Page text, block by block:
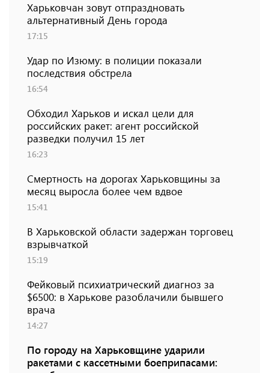
Харьковчан зовут отпраздновать
альтернативный День города
17:15
Удар по Изюму: в полиции показали
последствия обстрела
16:54
Обходил Харьков и искал цели для
российских ракет: агент российской
разведки получил 15 лет
16:23
Смертность на дорогах Харьковщины за
месяц выросла более чем вдвое
15:41
В Харьковской области задержан торговец
взрывчаткой
15:19
Фейковый психиатрический диагноз за
$6500: в Харькове разоблачили бывшего
врача
14:27
По городу на Харьковщине ударили
ракетами с кассетными боеприпасами: